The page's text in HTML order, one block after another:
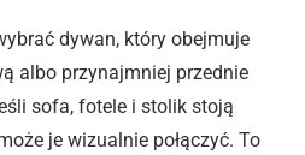
dywan, który obejmuje
albo przynajmniej przednie
sofa, fotele i stolik stoją
je wizualnie połączyć. To